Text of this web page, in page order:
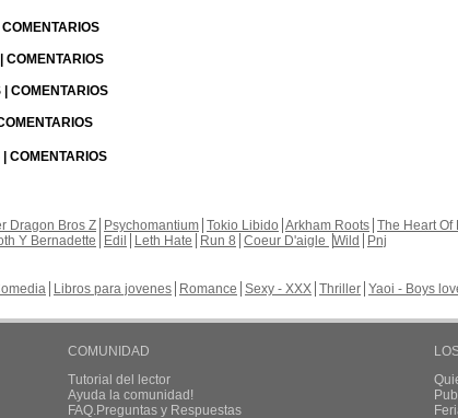
COMENTARIOS
COMENTARIOS
COMENTARIOS
Dragon Bros Z Psychomantium Tokio Libido Arkham Roots The Heart Of
Y Bernadette Edil Leth Hate Run 8 Coeur D'aigle Wild
Pnj
Libros para jovenes Romance Sexy - XXX Thriller Yaoi - Boys
COMUNIDAD
Tutorial del lector
Ayuda la comunidad!
FAQ.Preguntas y Respuestas